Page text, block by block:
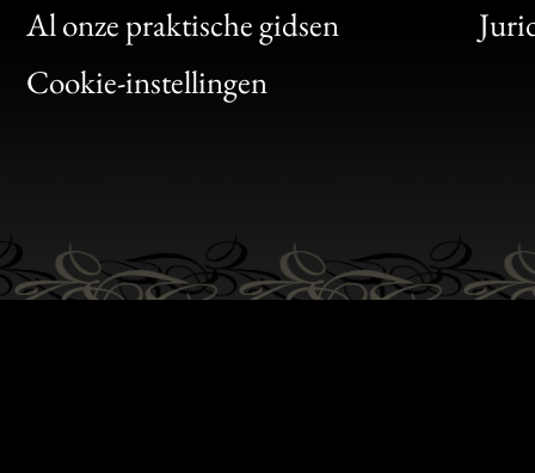
Al onze praktische gidsen
Cookie-instellingen
Clic